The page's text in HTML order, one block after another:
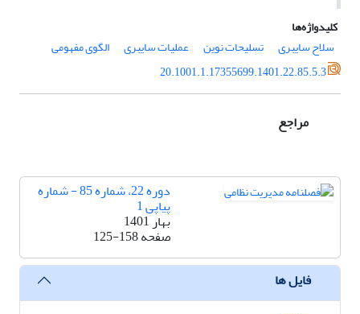
کلیدواژه‌ها
سلاح سایبری
تسلیحات نوین عملیات سایبری
الگوی مفهومی
20.1001.1.17355699.1401.22.85.5.3
مراجع
دوره 22، شماره 85 - شماره
پیاپی 1
بهار 1401
صفحه125-158
فایل ها